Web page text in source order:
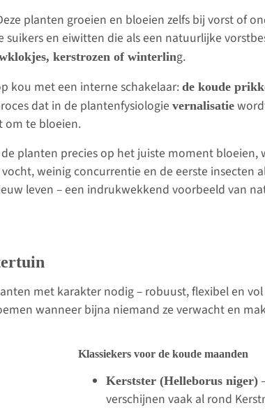
planten groeien en bloeien zelfs bij vorst of
suikers en eiwitten die als een natuurlijke
kerstrozen of winterling.
kou met een interne schakelaar: de koude
dat in de plantenfysiologie vernalisatie
om te bloeien.
planten precies op het juiste moment bloeien,
weinig concurrentie en de eerste insecten
leven – een indrukwekkend voorbeeld van
met karakter nodig – robuust, flexibel en
wanneer bijna niemand ze verwacht en
Klassiekers voor de koude maanden
Kerstster (Helleborus niger)
verschijnen vaak al rond